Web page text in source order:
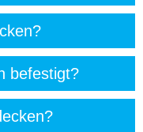
befestigt?